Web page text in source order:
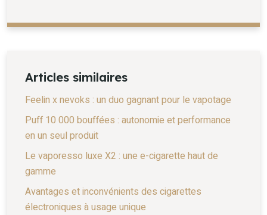
Articles similaires
Feelin x nevoks : un duo gagnant pour le vapotage
Puff 10 000 bouffées : autonomie et performance
en un seul produit
Le vaporesso luxe X2 : une e-cigarette haut de
gamme
Avantages et inconvénients des cigarettes
électroniques à usage unique